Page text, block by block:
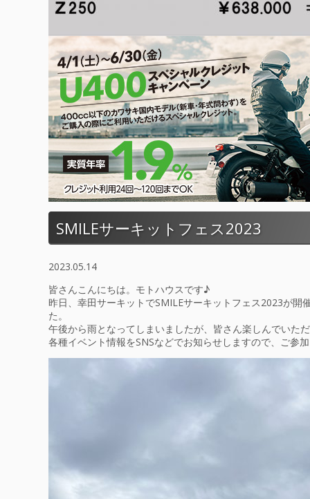
SMILEサーキットフェス2023
2023.05.14
皆さんこんにちは。モトハウスです♪
昨日、幸田サーキットでSMILEサーキットフェス2023が開
た。
午後から雨となってしまいましたが、皆さん楽しんでいた
各種イベント情報をSNSなどでお知らせしますので、ご参